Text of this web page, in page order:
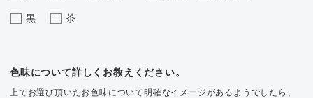
黒 茶
色味について詳しくお教えください。
上でお選び頂いたお色味について明確なイメージがあるようでしたら、